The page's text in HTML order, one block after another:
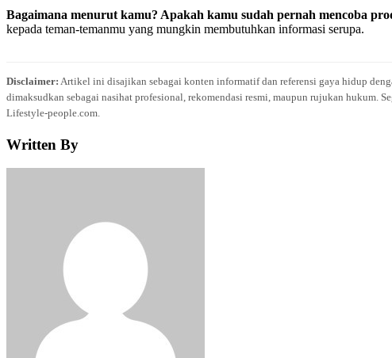
Bagaimana menurut kamu? Apakah kamu sudah pernah mencoba
kepada teman-temanmu yang mungkin membutuhkan informasi serupa.
Disclaimer: Artikel ini disajikan sebagai konten informatif dan referensi gaya hidup
dimaksudkan sebagai nasihat profesional, rekomendasi resmi, maupun rujukan hukum.
Lifestyle-people.com.
Written By